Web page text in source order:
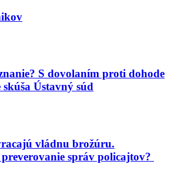
S dovolaním proti dohode
skúša Ústavný súd
vládnu brožúru.
správ policajtov?